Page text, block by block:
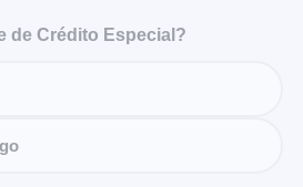
de Crédito Especial?